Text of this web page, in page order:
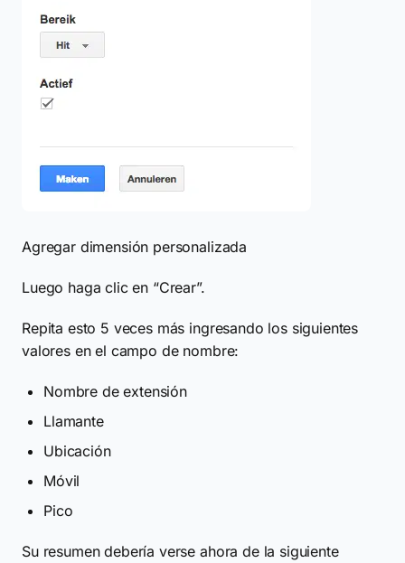
Agregar dimensión personalizada
Luego haga clic en “Crear”.
Repita esto 5 veces más ingresando los siguientes
valores en el campo de nombre:
Nombre de extensión
Llamante
Ubicación
Móvil
Pico
Su resumen debería verse ahora de la siguiente